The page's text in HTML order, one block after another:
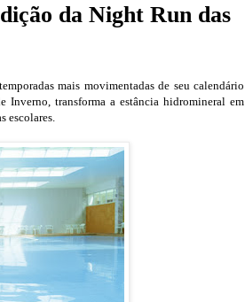
da Night Run das
mais movimentadas de seu calendário
transforma a estância hidromineral em
escolares.